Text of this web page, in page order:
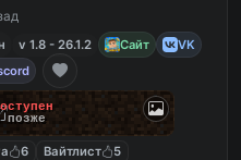
v 1.8 - 26.1.2 Сайт
VK
позже
6 Вайтлист
5